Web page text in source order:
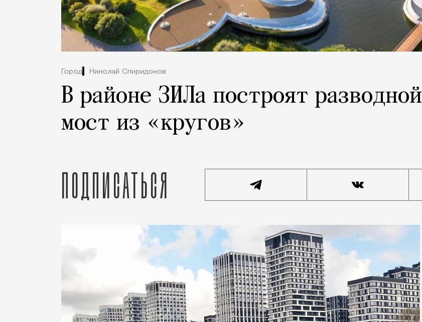
Город Николай Спиридонов
В районе ЗИЛа построят разводной
мост из «кругов»
Подписаться